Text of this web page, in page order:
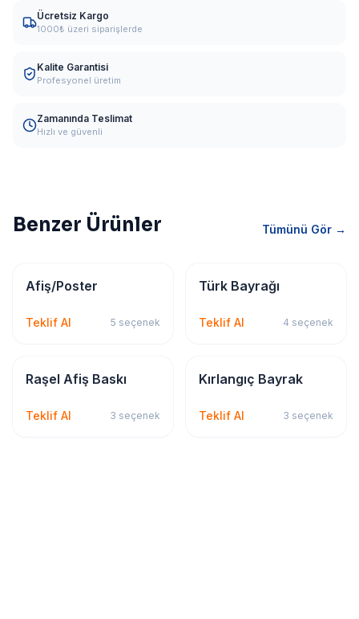
Ücretsiz Kargo
1000₺ üzeri siparişlerde
Kalite Garantisi
Profesyonel üretim
Zamanında Teslimat
Hızlı ve güvenli
Benzer Ürünler Tümünü Gör →
Bayrak & Flama
Afiş/Poster
Teklif Al 5 seçenek
Bayrak & Flama
Türk Bayrağı
Teklif Al 4 seçenek
Bayrak & Flama
Raşel Afiş Baskı
Teklif Al 3 seçenek
Bayrak & Flama
Kırlangıç Bayrak
Teklif Al 3 seçenek